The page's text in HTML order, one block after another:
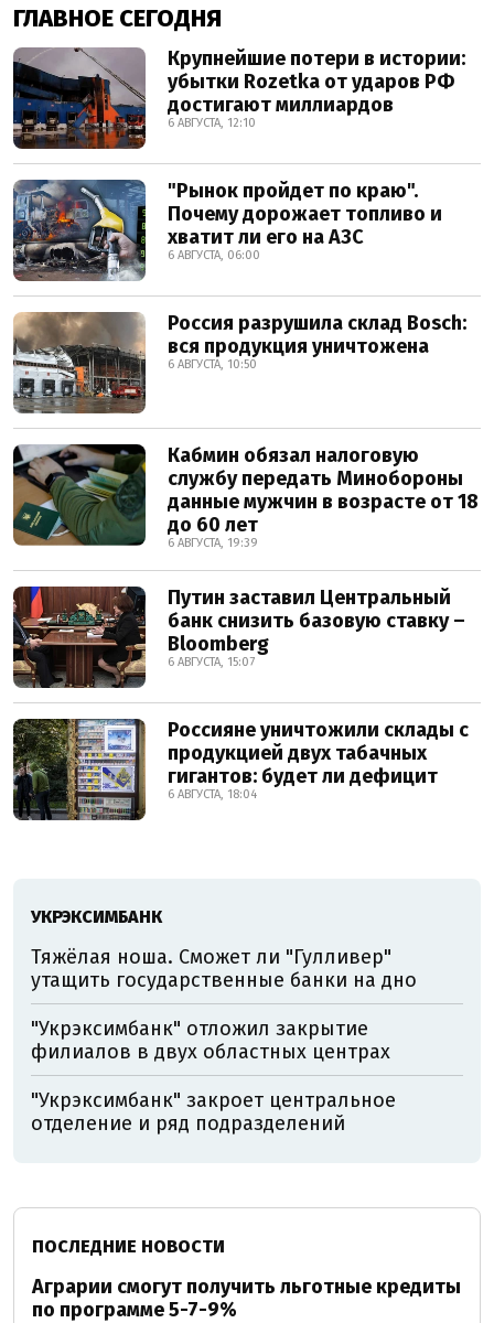
ГЛАВНОЕ СЕГОДНЯ
Крупнейшие потери в истории:
убытки Rozetka от ударов РФ
достигают миллиардов
6 АВГУСТА, 12:10
"Рынок пройдет по краю".
Почему дорожает топливо и
хватит ли его на АЗС
6 АВГУСТА, 06:00
Россия разрушила склад Bosch:
вся продукция уничтожена
6 АВГУСТА, 10:50
Кабмин обязал налоговую
службу передать Минобороны
данные мужчин в возрасте от 18
до 60 лет
6 АВГУСТА, 19:39
Путин заставил Центральный
банк снизить базовую ставку –
Bloomberg
6 АВГУСТА, 15:07
Россияне уничтожили склады с
продукцией двух табачных
гигантов: будет ли дефицит
6 АВГУСТА, 18:04
УКРЭКСИМБАНК
Тяжёлая ноша. Сможет ли "Гулливер"
утащить государственные банки на дно
"Укрэксимбанк" отложил закрытие
филиалов в двух областных центрах
"Укрэксимбанк" закроет центральное
отделение и ряд подразделений
ПОСЛЕДНИЕ НОВОСТИ
Аграрии смогут получить льготные кредиты
по программе 5-7-9%